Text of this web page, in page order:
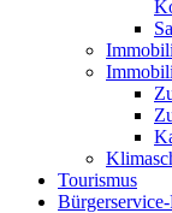
Tourismus